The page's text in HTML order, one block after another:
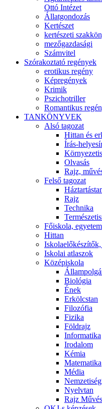
Ottó Intézet
Állatgondozás
Kertészet
kertészeti
mezőgazdasági
Számvitel
Szórakoztató regények
erotikus regény
Képregények
Krimik
Pszichotriller
Romantikus
TANKÖNYVEK
Alsó tagozat
Hittan és
Írás-
Olvasás
Rajz,
Felső tagozat
Rajz
Technika
Főiskola, egyetem
Hittan
Iskolai atlaszok
Középiskola
Biológia
Ének
Erkölcstan
Filozófia
Fizika
Földrajz
Informatika
Irodalom
Kémia
Matematika
Média
Nyelvtan
Rajz